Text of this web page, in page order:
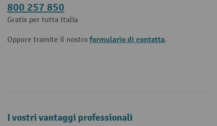
800 257 850
Gratis per tutta Italia
Oppure tramite il nostro formulario di contatta.
I vostri vantaggi professionali